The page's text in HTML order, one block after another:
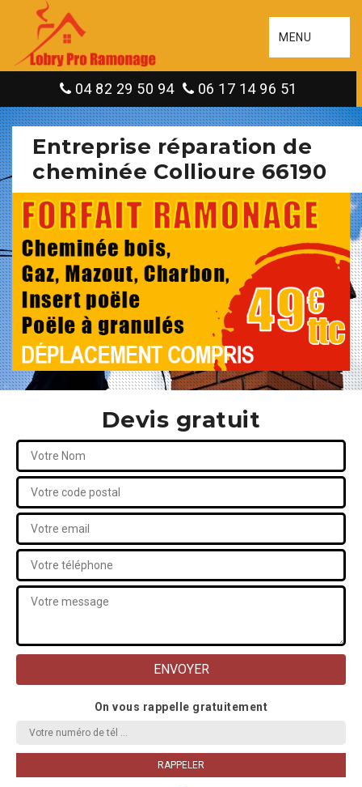
MENU
04 82 29 50 94 06 17 14 96 51
Entreprise réparation de
cheminée Collioure 66190
Devis gratuit
On vous rappelle gratuitement